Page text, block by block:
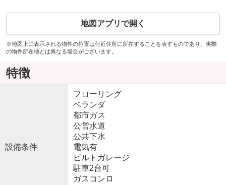
地図アプリで開く
※地図上に表示される物件の位置は付近住所に所在することを表すものであり、実際
の物件所在地とは異なる場合がございます。
特徴
設備条件
フローリング
ベランダ
都市ガス
公営水道
公共下水
電気有
ビルトガレージ
駐車2台可
ガスコンロ